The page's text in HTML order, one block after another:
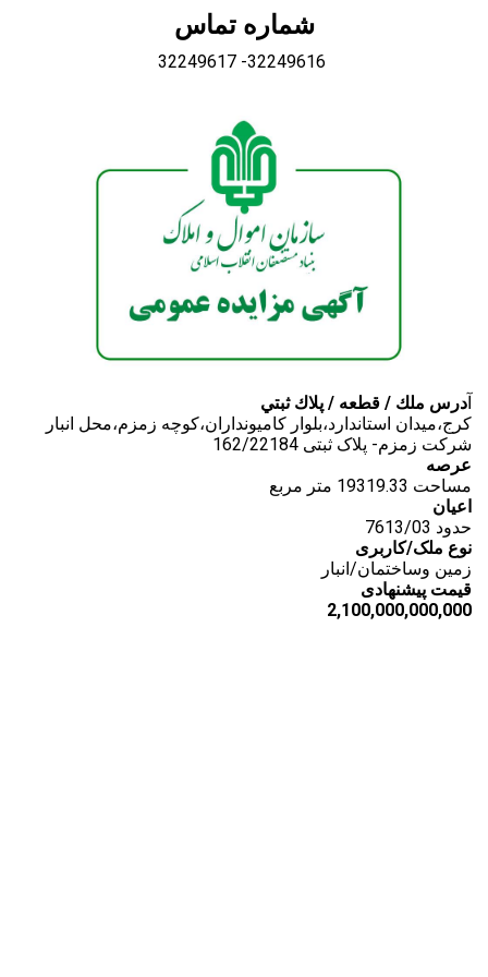
شماره تماس
32249617 -32249616
آدرس ملك / قطعه / پلاك ثبتي
کرج،میدان استاندارد،بلوار کامیونداران،کوچه زمزم،محل انبار
شرکت زمزم- پلاک ثبتی 162/22184
عرصه
مساحت 19319.33 متر مربع
اعیان
حدود 7613/03
نوع ملک/کاربری
زمین وساختمان/انبار
قیمت پیشنهادی
2,100,000,000,000
Copy url